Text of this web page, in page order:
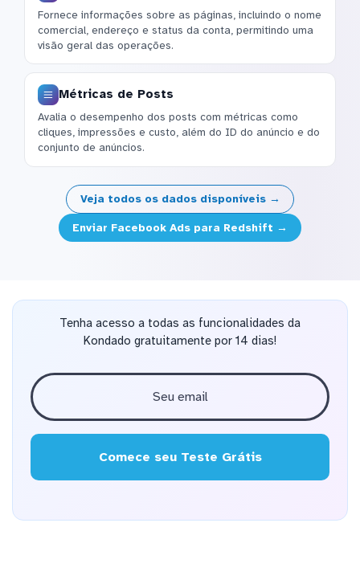
Fornece informações sobre as páginas, incluindo o nome
comercial, endereço e status da conta, permitindo uma
visão geral das operações.
Métricas de Posts
Avalia o desempenho dos posts com métricas como
cliques, impressões e custo, além do ID do anúncio e do
conjunto de anúncios.
Veja todos os dados disponíveis →
Enviar Facebook Ads para Redshift →
Tenha acesso a todas as funcionalidades da
Kondado gratuitamente por 14 dias!
Comece seu Teste Grátis